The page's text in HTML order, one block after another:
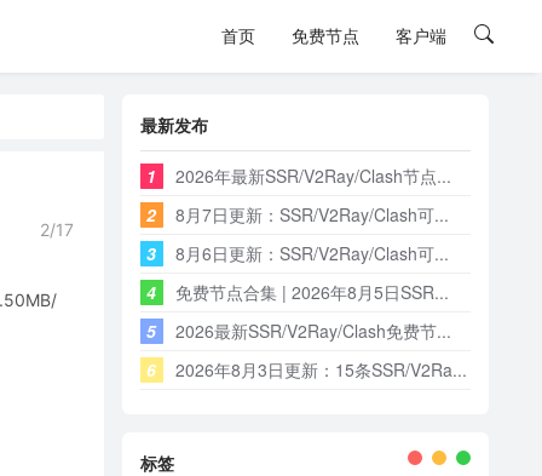
首页 免费节点 客户端
2/17
最新发布
1
2026年最新SSR/V2Ray/Clash节点...
2
8月7日更新：SSR/V2Ray/Clash可...
3
8月6日更新：SSR/V2Ray/Clash可...
4
免费节点合集 | 2026年8月5日SSR...
5
2026最新SSR/V2Ray/Clash免费节...
6
2026年8月3日更新：15条SSR/V2Ra...
标签